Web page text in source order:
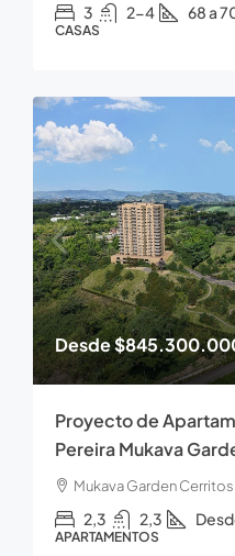
3 2-4 68 a
CASAS
Desde
Proyecto de
Pereira Mukava
Mukava Garden
2,3 2,3
APARTAMENTOS